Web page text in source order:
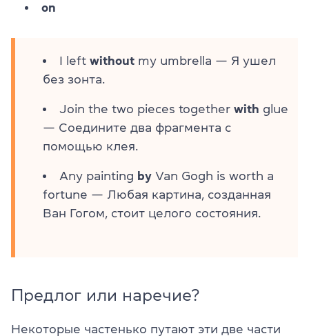
on
I left without my umbrella — Я ушел
без зонта.
Join the two pieces together with glue
— Соедините два фрагмента с
помощью клея.
Any painting by Van Gogh is worth a
fortune — Любая картина, созданная
Ван Гогом, стоит целого состояния.
Предлог или наречие?
Некоторые частенько путают эти две части